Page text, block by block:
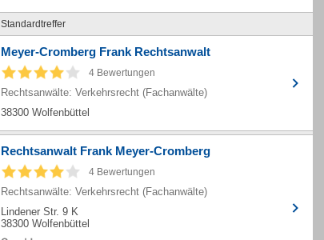
Standardtreffer
Meyer-Cromberg Frank Rechtsanwalt
4 Bewertungen
Rechtsanwälte: Verkehrsrecht (Fachanwälte)
38300 Wolfenbüttel
Rechtsanwalt Frank Meyer-Cromberg
4 Bewertungen
Rechtsanwälte: Verkehrsrecht (Fachanwälte)
Lindener Str. 9 K
38300 Wolfenbüttel